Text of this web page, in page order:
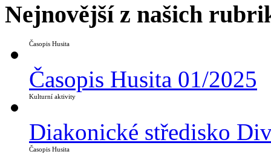
Nejnovější z našich
Časopis Husita
Časopis Husita 01/2025
Kulturní aktivity
Diakonické středisko
Časopis Husita